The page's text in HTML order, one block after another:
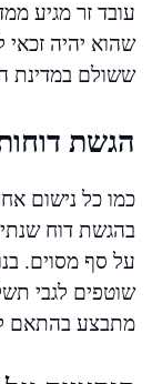
עובד זר מגיע
שהוא יהיה
ששולם במדינת
הגשת
כמו כל נישום
בהגשת דוח
על סף מסוים.
שוטפים לגבי
מתבצע בהתאם